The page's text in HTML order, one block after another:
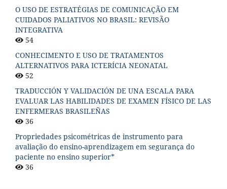
O USO DE ESTRATÉGIAS DE COMUNICAÇÃO EM
CUIDADOS PALIATIVOS NO BRASIL: REVISÃO
INTEGRATIVA
54
CONHECIMENTO E USO DE TRATAMENTOS
ALTERNATIVOS PARA ICTERÍCIA NEONATAL
52
TRADUCCIÓN Y VALIDACIÓN DE UNA ESCALA PARA
EVALUAR LAS HABILIDADES DE EXAMEN FÍSICO DE LAS
ENFERMERAS BRASILEÑAS
36
Propriedades psicométricas de instrumento para
avaliação do ensino-aprendizagem em segurança do
paciente no ensino superior*
36